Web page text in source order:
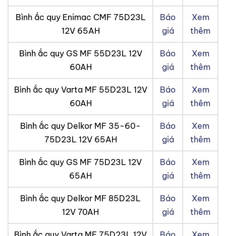
Bình ắc quy Enimac CMF 75D23L
12V 65AH
Báo
giá
Xem
thêm
Bình ắc quy GS MF 55D23L 12V
60AH
Báo
giá
Xem
thêm
Bình ắc quy Varta MF 55D23L 12V
60AH
Báo
giá
Xem
thêm
Bình ắc quy Delkor MF 35-60-
75D23L 12V 65AH
Báo
giá
Xem
thêm
Bình ắc quy GS MF 75D23L 12V
65AH
Báo
giá
Xem
thêm
Bình ắc quy Delkor MF 85D23L
12V 70AH
Báo
giá
Xem
thêm